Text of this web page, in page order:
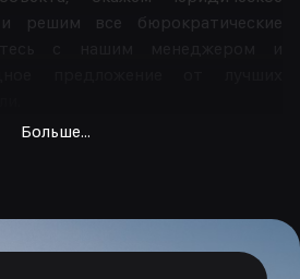
решим все бюрократические
Больше...